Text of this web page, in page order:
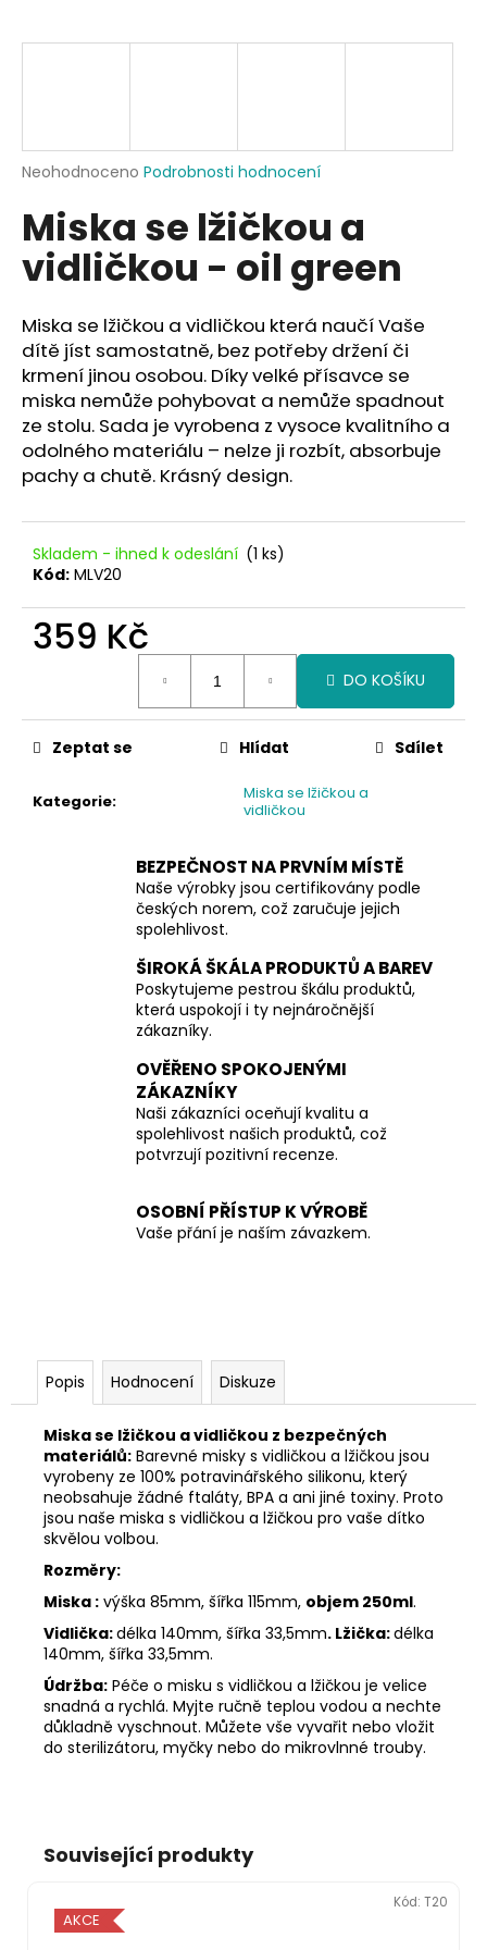
Průměrné
produktu
je
z
hvězdiček.
Neohodnoceno Podrobnosti hodnocení
Miska se lžičkou a
vidličkou - oil green
Miska se lžičkou a vidličkou která naučí Vaše
dítě jíst samostatně, bez potřeby držení či
krmení jinou osobou. Díky velké přísavce se
miska nemůže pohybovat a nemůže spadnout
ze stolu. Sada je vyrobena z vysoce kvalitního a
odolného materiálu – nelze ji rozbít, absorbuje
pachy a chutě. Krásný design.
Skladem - ihned k odeslání (1 ks)
Kód: MLV20
359 Kč
DO KOŠÍKU
Kategorie:
Miska se lžičkou a
vidličkou
Zeptat se Hlídat Sdílet
BEZPEČNOST NA PRVNÍM MÍSTĚ
Naše výrobky jsou certifikovány podle
českých norem, což zaručuje jejich
spolehlivost.
ŠIROKÁ ŠKÁLA PRODUKTŮ A BAREV
Poskytujeme pestrou škálu produktů,
která uspokojí i ty nejnáročnější
zákazníky.
OVĚŘENO SPOKOJENÝMI
ZÁKAZNÍKY
Naši zákazníci oceňují kvalitu a
spolehlivost našich produktů, což
potvrzují pozitivní recenze.
OSOBNÍ PŘÍSTUP K VÝROBĚ
Vaše přání je naším závazkem.
Popis Hodnocení Diskuze
Miska se lžičkou a vidličkou z bezpečných
materiálů: Barevné misky s vidličkou a lžičkou jsou
vyrobeny ze 100% potravinářského silikonu, který
neobsahuje žádné ftaláty, BPA a ani jiné toxiny. Proto
jsou naše miska s vidličkou a lžičkou pro vaše dítko
skvělou volbou.
Rozměry:
Miska : výška 85mm, šířka 115mm, objem 250ml.
Vidlička:délka 140mm, šířka 33,5mm. Lžička:délka
140mm, šířka 33,5mm.
Údržba: Péče o misku s vidličkou a lžičkou je velice
snadná a rychlá. Myjte ručně teplou vodou a nechte
důkladně vyschnout. Můžete vše vyvařit nebo vložit
do sterilizátoru, myčky nebo do mikrovlnné trouby.
Související produkty
AKCE
Kód: T20
j
?
D
o
p
o
r
u
č
u
e
m
e